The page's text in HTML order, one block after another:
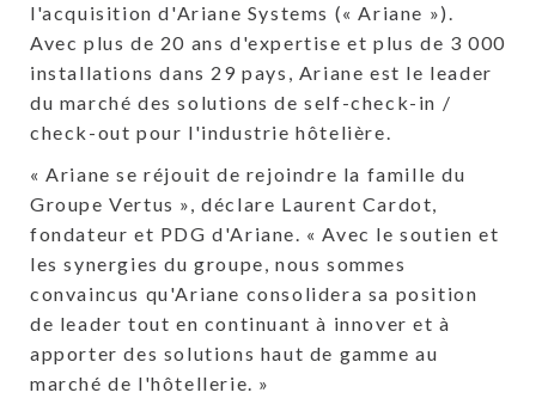
l'acquisition d'Ariane Systems (« Ariane »).
Avec plus de 20 ans d'expertise et plus de 3 000
installations dans 29 pays, Ariane est le leader
du marché des solutions de self-check-in /
check-out pour l'industrie hôtelière.
« Ariane se réjouit de rejoindre la famille du
Groupe Vertus », déclare Laurent Cardot,
fondateur et PDG d'Ariane. « Avec le soutien et
les synergies du groupe, nous sommes
convaincus qu'Ariane consolidera sa position
de leader tout en continuant à innover et à
apporter des solutions haut de gamme au
marché de l'hôtellerie. »